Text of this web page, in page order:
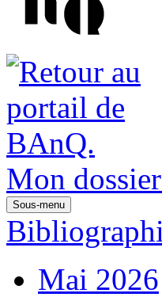
Mon dossier
Sous-menu
Mai 2026